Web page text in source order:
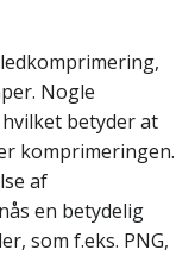
Nogle
hvilket betyder at
komprimeringen.
af
en betydelig
som f.eks. PNG,